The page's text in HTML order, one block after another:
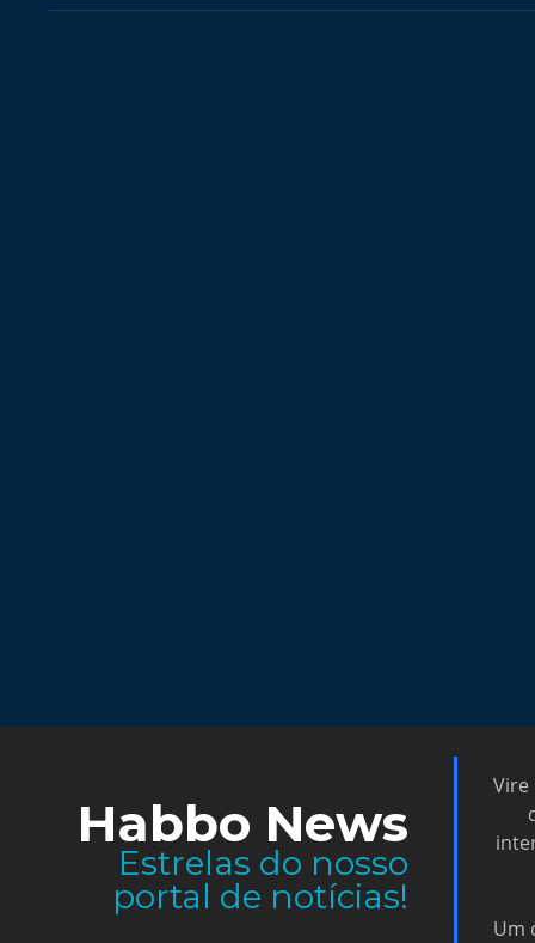
Habbo News
Estrelas do nosso
portal de notícias!
Vire
Um